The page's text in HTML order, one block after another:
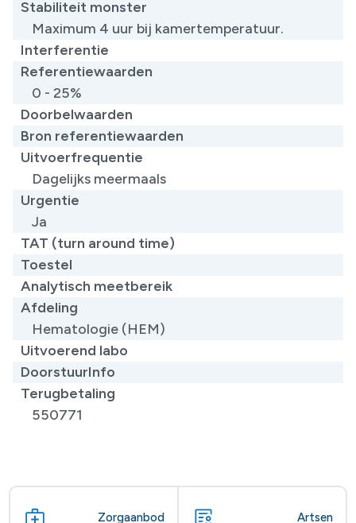
Stabiliteit monster
Maximum 4 uur bij kamertemperatuur.
Interferentie
Referentiewaarden
0 - 25%
Doorbelwaarden
Bron referentiewaarden
Uitvoerfrequentie
Dagelijks meermaals
Urgentie
Ja
TAT (turn around time)
Toestel
Analytisch meetbereik
Afdeling
Hematologie (HEM)
Uitvoerend labo
DoorstuurInfo
Terugbetaling
550771
Zorgaanbod Artsen